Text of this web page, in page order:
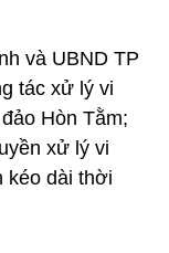
và UBND TP
tác xử lý vi
Hòn Tằm;
xử lý vi
kéo dài thời